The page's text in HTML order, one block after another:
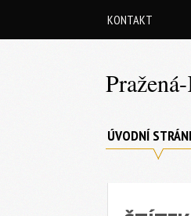
KONTAKT
co
potřebujete
vědět
ÚVODNÍ